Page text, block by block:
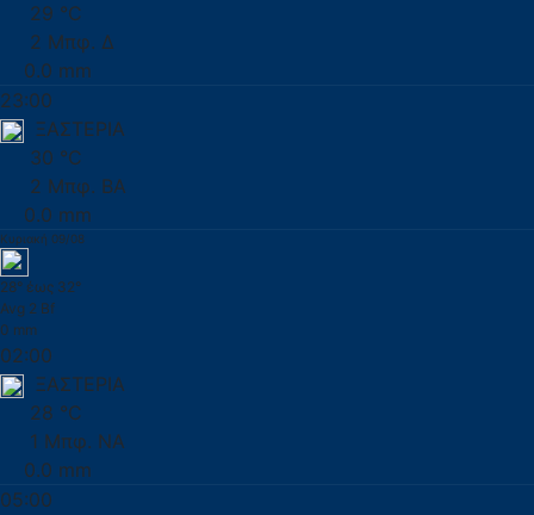
29 °C
2 Μπφ. Δ
0.0 mm
23:00
ΞΑΣΤΕΡΙΑ
30 °C
2 Μπφ. ΒΑ
0.0 mm
Κυριακή 09/08
28° έως 32°
Avg 2 Bf
0 mm
02:00
ΞΑΣΤΕΡΙΑ
28 °C
1 Μπφ. ΝΑ
0.0 mm
05:00